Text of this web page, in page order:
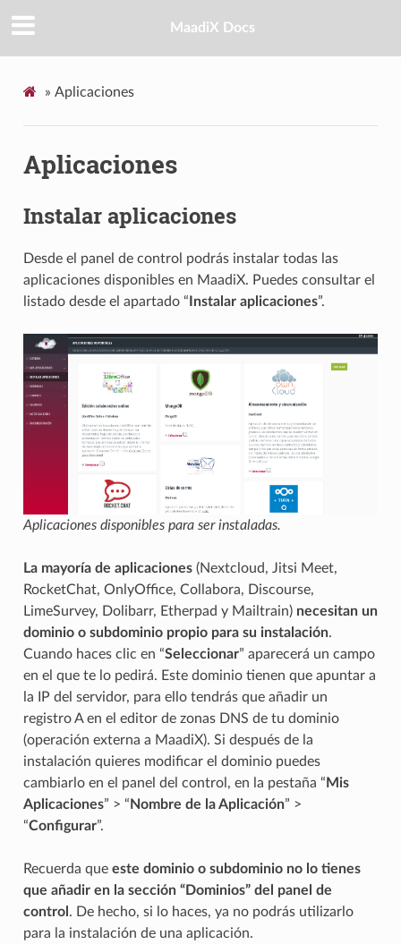
MaadiX Docs
» Aplicaciones
Aplicaciones
Instalar aplicaciones
Desde el panel de control podrás instalar todas las
aplicaciones disponibles en MaadiX. Puedes consultar el
listado desde el apartado “ Instalar aplicaciones”.
Aplicaciones disponibles para ser instaladas.
La mayoría de aplicaciones(Nextcloud, Jitsi Meet,
RocketChat, OnlyOffice, Collabora, Discourse,
LimeSurvey, Dolibarr, Etherpad y Mailtrain) necesitan un
dominio o subdominio propio para su instalación.
Cuando haces clic en “Seleccionar” aparecerá un campo
en el que te lo pedirá. Este dominio tienen que apuntar a
la IP del servidor, para ello tendrás que añadir un
registro A en el editor de zonas DNS de tu dominio
(operación externa a MaadiX). Si después de la
instalación quieres modificar el dominio puedes
cambiarlo en el panel del control, en la pestaña “ Mis
Aplicaciones” > “ Nombre de la Aplicación” >
“Configurar”.
Recuerda que este dominio o subdominio no lo tienes
que añadir en la sección “Dominios” del panel de
control . De hecho, si lo haces, ya no podrás utilizarlo
para la instalación de una aplicación.